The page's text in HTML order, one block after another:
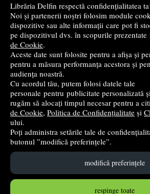
Librăria Delfin respectă confidențialitatea
Noi și partenerii noștri folosim module
dispozitive sau alte informații care pot fi
pe dispozitivul dvs. în scopurile prezentate
de Cookie.
Aceste date sunt folosite pentru a afișa și
pentru a măsura performanța acestora și
audiența noastră.
Cu acordul tău, putem folosi datele tale
personale pentru publicitate personalizată
rugăm să alocați timpul necesar pentru a
de Cookie, Politica de Confidențialitate și
ului.
Poți administra setările tale de
butonul ”modifică preferințele”.
modifică preferințele
respinge toate
Cele mai bune cărți de istorie
Top cărți beletristică
...toate știrile
© 2004 - 2026 Grup DZC
Magazin onlinecreat de
Created in 0.1009 sec